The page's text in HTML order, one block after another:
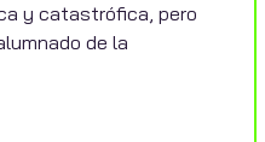
y catastrófica, pero
de la